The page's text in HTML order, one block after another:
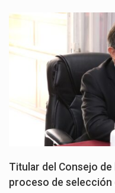
Titular del Consejo
proceso de selección